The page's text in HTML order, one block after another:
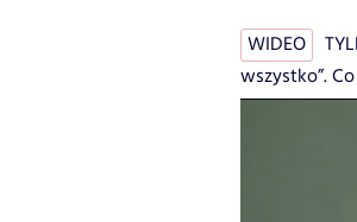
WIDEO
wszystko”.